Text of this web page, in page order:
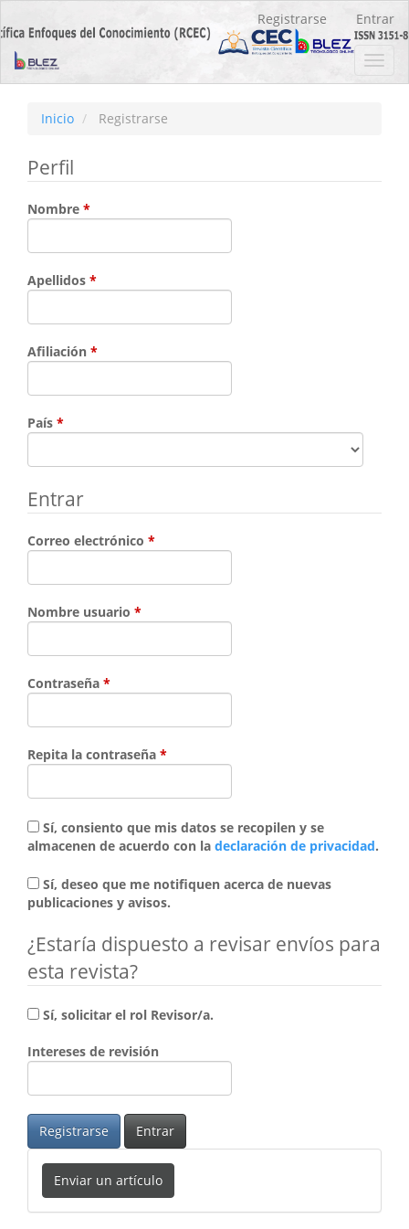
principal
Contenido
principal
Barra
Registrarse Entrar
Inicio Registrarse
Perfil
Nombre *Obligatorio
Apellidos *Obligatorio
Afiliación *Obligatorio
País *Obligatorio
Entrar
Correo electrónico *Obligatorio
Nombre usuario *Obligatorio
Contraseña *Obligatorio
Repita la contraseña *Obligatorio
almacenen de acuerdo con la declaración de privacidad.
publicaciones y avisos.
¿Estaría dispuesto a revisar envíos para
esta revista?
Sí, solicitar el rol Revisor/a.
Intereses de revisión
Registrarse Entrar
Enviar un artículo